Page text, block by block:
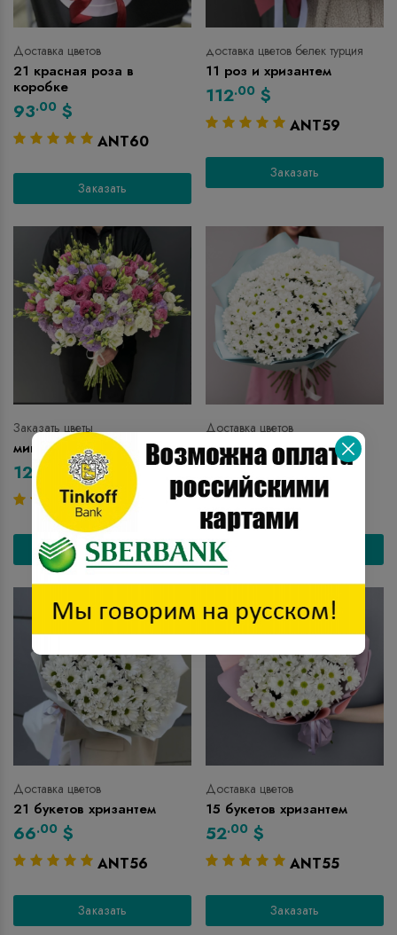
Доставка цветов
21 красная роза в
коробке
93.00 $
ANT60
Заказать
доставка цветов белек турция
11 роз и хризантем
112.00 $
ANT59
Заказать
Заказать цветы
микс лизиантус букет
126 $
ANT58
Заказать
Доставка цветов
35 букетов хризантем
110.00$
ANT57
Доставка цветов
21 букетов хризантем
66.00 $
ANT56
Заказать
Доставка цветов
15 букетов хризантем
52.00 $
ANT55
Заказать